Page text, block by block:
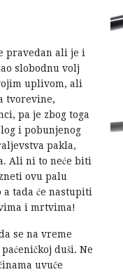
pravedan ali je i
slobodnu volj
uplivom, ali
tvorevine,
pa je zbog toga
i pobunjenog
pakla,
Ali ni to neće biti
ovu palu
tada će nastupiti
i mrtvima!
se na vreme
duši. Ne
uvuče